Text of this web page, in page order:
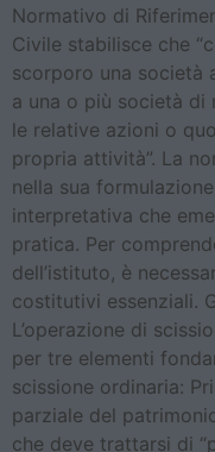
Normativo di
Civile stabilisce che
scorporo una società
a una o più società di
le relative azioni o
propria attività”. La
nella sua
interpretativa che
pratica. Per
dell’istituto, è
costitutivi essenziali.
L’operazione di
per tre elementi
scissione ordinaria:
parziale del
che deve trattarsi di